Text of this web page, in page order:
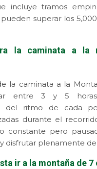
incluye tramos
superar los
la caminata a la
la caminata a la
entre 3 y 5
del ritmo de cada
durante el
constante pero
disfrutar plenamente
ir a la montaña de 7